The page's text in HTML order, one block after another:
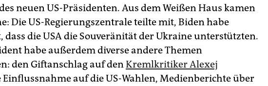
neuen US-Präsidenten. Aus dem Weißen Haus kamen
Die US-Regierungszentrale teilte mit, Biden habe
dass die USA die Souveränität der Ukraine unterstützten.
habe außerdem diverse andere Themen
den Giftanschlag auf denKremlkritiker Alexej
Einflussnahme auf die US-Wahlen, Medienberichte über